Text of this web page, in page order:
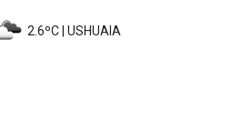
2.6ºC | USHUAIA